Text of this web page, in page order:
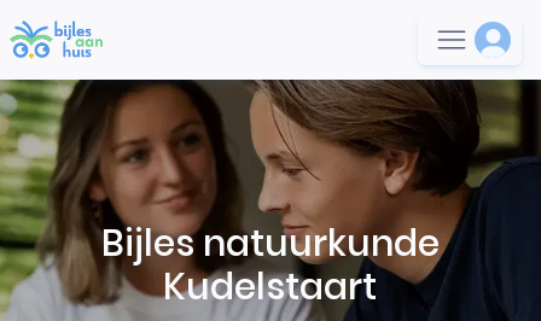
Bijles natuurkunde
Kudelstaart